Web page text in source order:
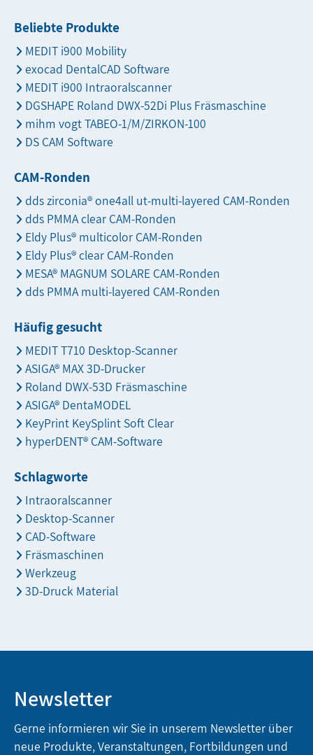
Beliebte Produkte
MEDIT i900 Mobility
exocad DentalCAD Software
MEDIT i900 Intraoralscanner
DGSHAPE Roland DWX-52Di Plus Fräsmaschine
mihm vogt TABEO-1/M/ZIRKON-100
DS CAM Software
CAM-Ronden
dds zirconia® one4all ut-multi-layered CAM-Ronden
dds PMMA clear CAM-Ronden
Eldy Plus® multicolor CAM-Ronden
Eldy Plus® clear CAM-Ronden
MESA® MAGNUM SOLARE CAM-Ronden
dds PMMA multi-layered CAM-Ronden
Häufig gesucht
MEDIT T710 Desktop-Scanner
ASIGA® MAX 3D-Drucker
Roland DWX-53D Fräsmaschine
ASIGA® DentaMODEL
KeyPrint KeySplint Soft Clear
hyperDENT® CAM-Software
Schlagworte
Intraoralscanner
Desktop-Scanner
CAD-Software
Fräsmaschinen
Werkzeug
3D-Druck Material
Newsletter
Gerne informieren wir Sie in unserem Newsletter über
neue Produkte, Veranstaltungen, Fortbildungen und